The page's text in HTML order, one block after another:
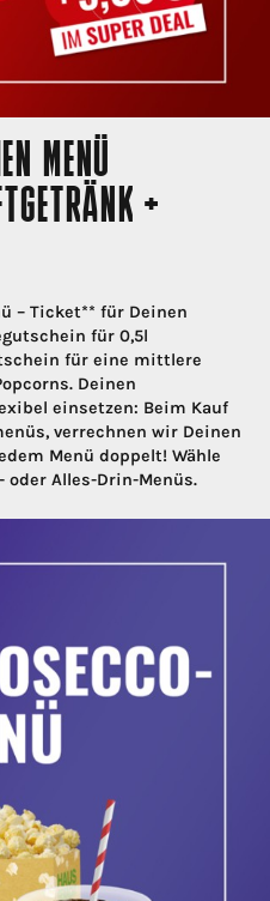
MENÜ
+
– Ticket** für Deinen
für 0,5l
für eine mittlere
Deinen
einsetzen: Beim Kauf
verrechnen wir Deinen
Menü doppelt! Wähle
oder Alles-Drin-Menüs.